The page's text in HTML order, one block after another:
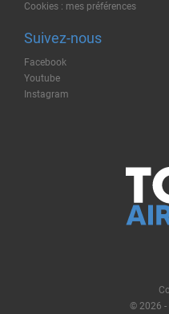
Cookies : mes préférences
Suivez-nous
Facebook
Youtube
Instagram
© 2026 -